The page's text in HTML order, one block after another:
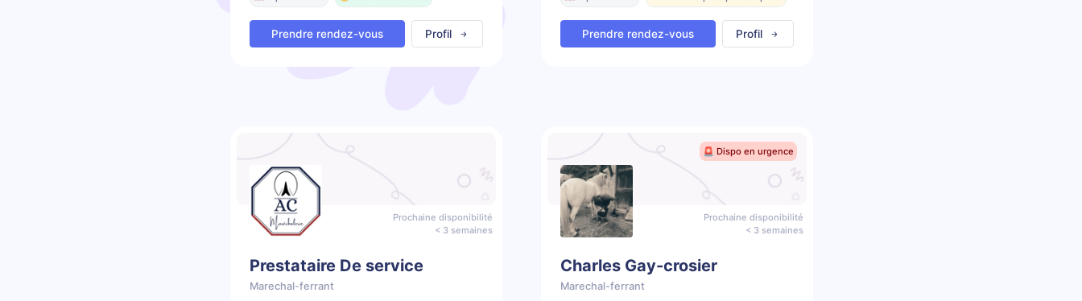
Prendre rendez-vous Profil Prendre rendez-vous Profil
Prochaine disponibilité
< 3 semaines
Prestataire De service
Marechal-ferrant
🚨 Dispo en urgence
Prochaine disponibilité
< 3 semaines
Charles Gay-crosier
Marechal-ferrant